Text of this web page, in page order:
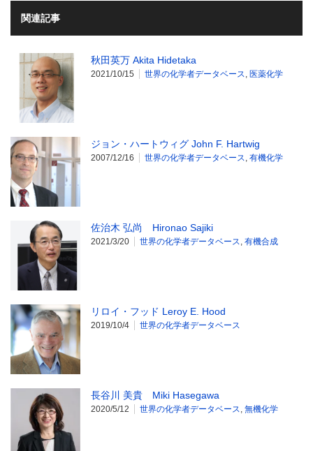
関連記事
秋田英万 Akita Hidetaka
2021/10/15 世界の化学者データベース, 医薬化学
ジョン・ハートウィグ John F. Hartwig
2007/12/16 世界の化学者データベース, 有機化学
佐治木 弘尚 Hironao Sajiki
2021/3/20 世界の化学者データベース, 有機合成
リロイ・フッド Leroy E. Hood
2019/10/4 世界の化学者データベース
長谷川 美貴 Miki Hasegawa
2020/5/12 世界の化学者データベース, 無機化学